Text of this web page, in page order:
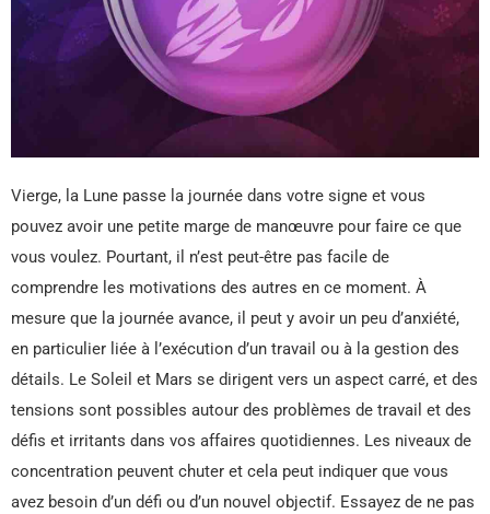
Vierge, la Lune passe la journée dans votre signe et vous
pouvez avoir une petite marge de manœuvre pour faire ce que
vous voulez. Pourtant, il n’est peut-être pas facile de
comprendre les motivations des autres en ce moment. À
mesure que la journée avance, il peut y avoir un peu d’anxiété,
en particulier liée à l’exécution d’un travail ou à la gestion des
détails. Le Soleil et Mars se dirigent vers un aspect carré, et des
tensions sont possibles autour des problèmes de travail et des
défis et irritants dans vos affaires quotidiennes. Les niveaux de
concentration peuvent chuter et cela peut indiquer que vous
avez besoin d’un défi ou d’un nouvel objectif. Essayez de ne pas